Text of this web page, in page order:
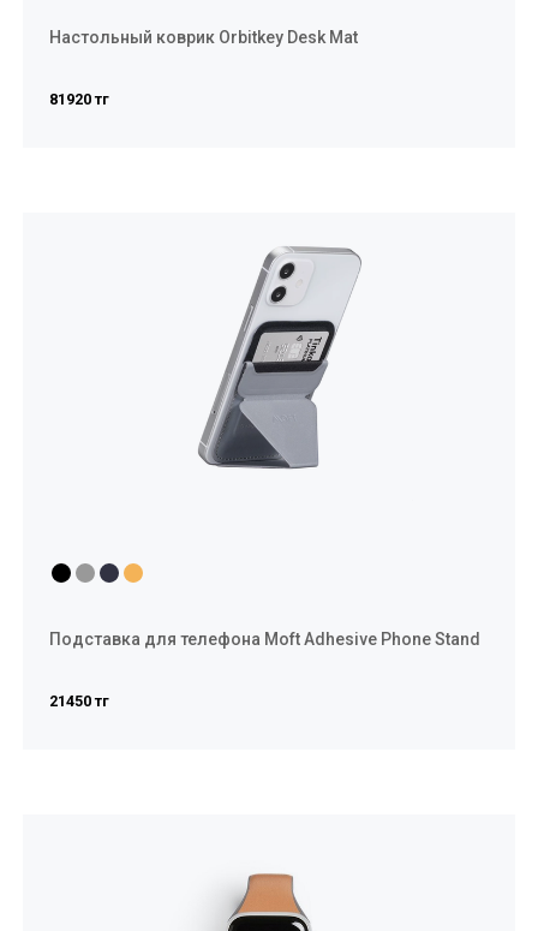
Настольный коврик Orbitkey Desk Mat
81920 тг
Подставка для телефона Moft Adhesive Phone Stand
21450 тг